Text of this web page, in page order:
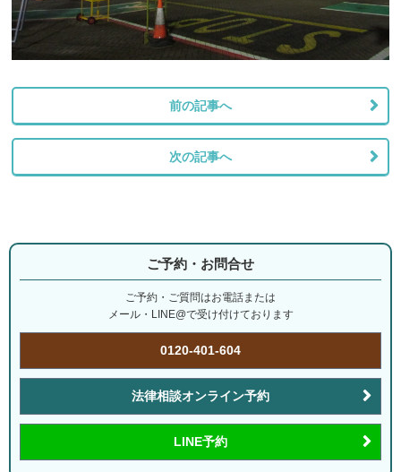
前の記事へ
次の記事へ
ご予約・お問合せ
ご予約・ご質問はお電話または
メール・LINE@で受け付けております
0120-401-604
法律相談オンライン予約
LINE予約